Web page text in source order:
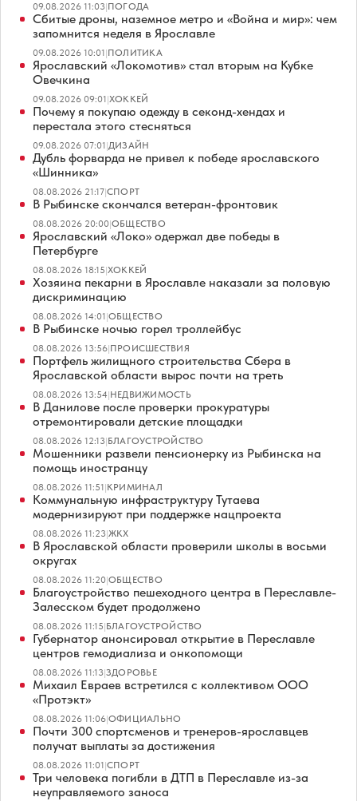
09.08.2026 11:03|ПОГОДА
Сбитые дроны, наземное метро и «Война и мир»: чем
запомнится неделя в Ярославле
09.08.2026 10:01|ПОЛИТИКА
Ярославский «Локомотив» стал вторым на Кубке
Овечкина
09.08.2026 09:01|ХОККЕЙ
Почему я покупаю одежду в секонд-хендах и
перестала этого стесняться
09.08.2026 07:01|ДИЗАЙН
Дубль форварда не привел к победе ярославского
«Шинника»
08.08.2026 21:17|СПОРТ
В Рыбинске скончался ветеран-фронтовик
08.08.2026 20:00|ОБЩЕСТВО
Ярославский «Локо» одержал две победы в
Петербурге
08.08.2026 18:15|ХОККЕЙ
Хозяина пекарни в Ярославле наказали за половую
дискриминацию
08.08.2026 14:01|ОБЩЕСТВО
В Рыбинске ночью горел троллейбус
08.08.2026 13:56|ПРОИСШЕСТВИЯ
Портфель жилищного строительства Сбера в
Ярославской области вырос почти на треть
08.08.2026 13:54|НЕДВИЖИМОСТЬ
В Данилове после проверки прокуратуры
отремонтировали детские площадки
08.08.2026 12:13|БЛАГОУСТРОЙСТВО
Мошенники развели пенсионерку из Рыбинска на
помощь иностранцу
08.08.2026 11:51|КРИМИНАЛ
Коммунальную инфраструктуру Тутаева
модернизируют при поддержке нацпроекта
08.08.2026 11:23|ЖКХ
В Ярославской области проверили школы в восьми
округах
08.08.2026 11:20|ОБЩЕСТВО
Благоустройство пешеходного центра в Переславле-
Залесском будет продолжено
08.08.2026 11:15|БЛАГОУСТРОЙСТВО
Губернатор анонсировал открытие в Переславле
центров гемодиализа и онкопомощи
08.08.2026 11:13|ЗДОРОВЬЕ
Михаил Евраев встретился с коллективом ООО
«Протэкт»
08.08.2026 11:06|ОФИЦИАЛЬНО
Почти 300 спортсменов и тренеров-ярославцев
получат выплаты за достижения
08.08.2026 11:01|СПОРТ
Три человека погибли в ДТП в Переславле из-за
неуправляемого заноса